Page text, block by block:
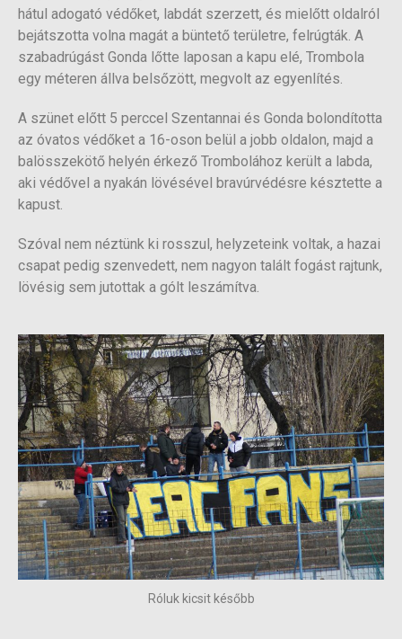
hátul adogató védőket, labdát szerzett, és mielőtt oldalról
bejátszotta volna magát a büntető területre, felrúgták. A
szabadrúgást Gonda lőtte laposan a kapu elé, Trombola
egy méteren állva belsőzött, megvolt az egyenlítés.
A szünet előtt 5 perccel Szentannai és Gonda bolondította
az óvatos védőket a 16-oson belül a jobb oldalon, majd a
balösszekötő helyén érkező Trombolához került a labda,
aki védővel a nyakán lövésével bravúrvédésre késztette a
kapust.
Szóval nem néztünk ki rosszul, helyzeteink voltak, a hazai
csapat pedig szenvedett, nem nagyon talált fogást rajtunk,
lövésig sem jutottak a gólt leszámítva.
Róluk kicsit később